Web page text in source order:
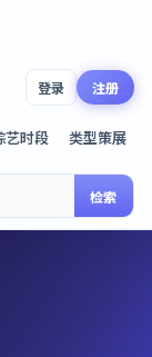
艺时段 类型策展
检索
登录 注册